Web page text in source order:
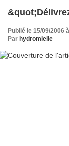
Publié le 15/09/2006
Par hydromielle